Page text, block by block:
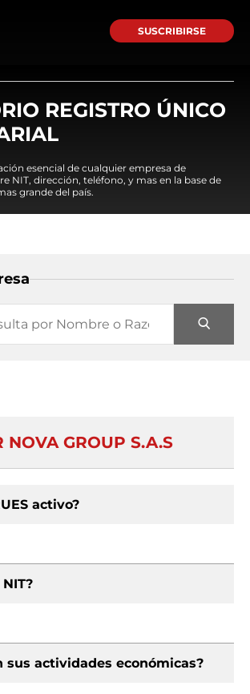
SUSCRIBIRSE
REGISTRO ÚNICO
esencial de cualquier empresa de
NIT, dirección, teléfono, y mas en la base de
grande del país.
NOVA GROUP S.A.S
activo?
sus actividades económicas?